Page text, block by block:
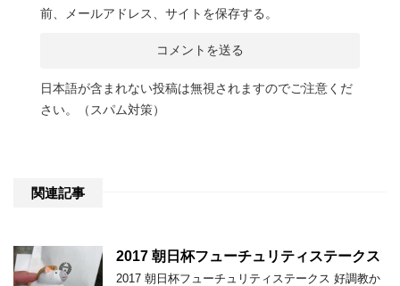
前、メールアドレス、サイトを保存する。
日本語が含まれない投稿は無視されますのでご注意くだ
さい。（スパム対策）
関連記事
2017 朝日杯フューチュリティステークス
2017 朝日杯フューチュリティステークス 好調教か